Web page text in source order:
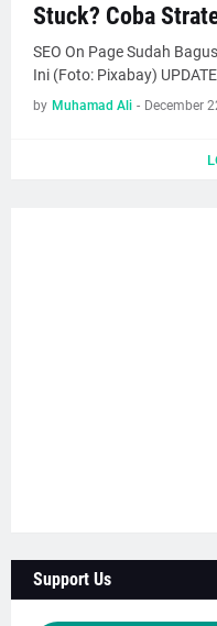
Stuck? Coba
SEO On Page Sudah
Ini (Foto: Pixabay)
by Muhamad Ali - December
Support Us